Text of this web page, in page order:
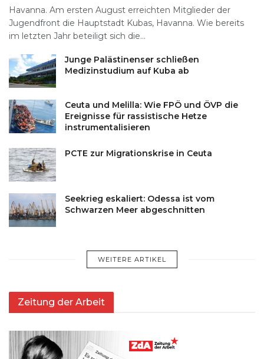
Havanna. Am ersten August erreichten Mitglieder der
Jugendfront die Hauptstadt Kubas, Havanna. Wie bereits
im letzten Jahr beteiligt sich die...
Junge Palästinenser schließen
Medizinstudium auf Kuba ab
Ceuta und Melilla: Wie FPÖ und ÖVP die
Ereignisse für rassistische Hetze
instrumentalisieren
PCTE zur Migrationskrise in Ceuta
Seekrieg eskaliert: Odessa ist vom
Schwarzen Meer abgeschnitten
WEITERE ARTIKEL
Zeitung der Arbeit